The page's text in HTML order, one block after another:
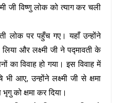
जी विष्णु लोक को त्याग कर चली
लोक पर पहुँच गए। यहाँ उन्होंने
और लक्ष्मी जी ने पद्मावती के
का विवाह हो गया। इस विवाह में
आए, उन्होंने लक्ष्मी जी से क्षमा
को क्षमा कर दिया।